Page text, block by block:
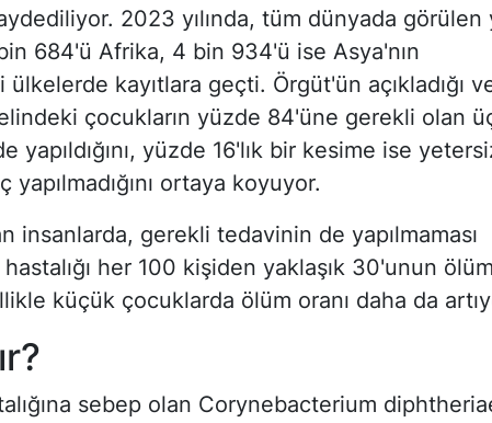
2023 yılında, tüm dünyada görülen
684'ü Afrika, 4 bin 934'ü ise Asya'nın
kayıtlara geçti. Örgüt'ün açıkladığı
çocukların yüzde 84'üne gerekli olan üç
yapıldığını, yüzde 16'lık bir kesime ise
yapılmadığını ortaya koyuyor.
insanlarda, gerekli tedavinin de yapılmaması
her 100 kişiden yaklaşık 30'unun
küçük çocuklarda ölüm oranı daha da
sebep olan Corynebacterium